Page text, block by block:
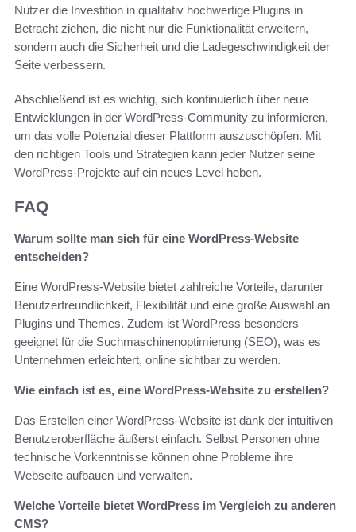
Nutzer die Investition in qualitativ hochwertige Plugins in
Betracht ziehen, die nicht nur die Funktionalität erweitern,
sondern auch die Sicherheit und die Ladegeschwindigkeit der
Seite verbessern.
Abschließend ist es wichtig, sich kontinuierlich über neue
Entwicklungen in der WordPress-Community zu informieren,
um das volle Potenzial dieser Plattform auszuschöpfen. Mit
den richtigen Tools und Strategien kann jeder Nutzer seine
WordPress-Projekte auf ein neues Level heben.
FAQ
Warum sollte man sich für eine WordPress-Website
entscheiden?
Eine WordPress-Website bietet zahlreiche Vorteile, darunter
Benutzerfreundlichkeit, Flexibilität und eine große Auswahl an
Plugins und Themes. Zudem ist WordPress besonders
geeignet für die Suchmaschinenoptimierung (SEO), was es
Unternehmen erleichtert, online sichtbar zu werden.
Wie einfach ist es, eine WordPress-Website zu erstellen?
Das Erstellen einer WordPress-Website ist dank der intuitiven
Benutzeroberfläche äußerst einfach. Selbst Personen ohne
technische Vorkenntnisse können ohne Probleme ihre
Webseite aufbauen und verwalten.
Welche Vorteile bietet WordPress im Vergleich zu anderen
CMS?